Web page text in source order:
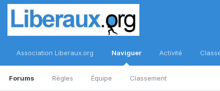
Association Liberaux.org Naviguer
Forums Règles Équipe Classement
Activité